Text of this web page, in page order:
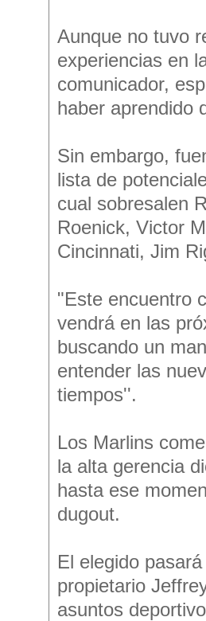
Aunque no tuvo
experiencias en
comunicador,
haber aprendido
Sin embargo,
lista de
cual sobresalen
Roenick, Victor
Cincinnati, Jim
"Este encuentro
vendrá en las
buscando un
entender las
tiempos''.
Los Marlins
la alta gerencia
hasta ese
dugout.
El elegido
propietario
asuntos